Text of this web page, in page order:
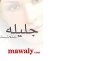
اغنية كان الحنين
اغنية علمتني
اغنية تعالي نعيش